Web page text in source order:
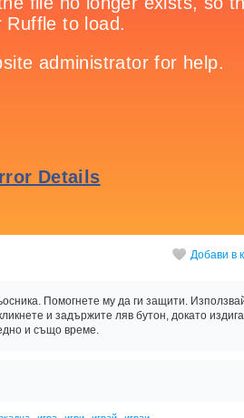
Добави в
Помогнете му да ги защити.
и задържите ляв бутон, докато
и също време.